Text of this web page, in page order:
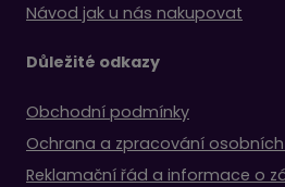
Návod jak u nás nakupovat
Důležité odkazy
Obchodní podmínky
Ochrana a zpracování
Reklamační řád a informace o